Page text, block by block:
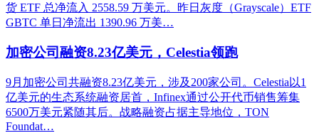
货 ETF 总净流入 2558.59 万美元。昨日灰度（Grayscale）ETF
GBTC 单日净流出 1390.96 万美…
加密公司融资8.23亿美元，Celestia领跑
9月加密公司共融资8.23亿美元，涉及200家公司。Celestia以1
亿美元的生态系统融资居首，Infinex通过公开代币销售筹集
6500万美元紧随其后。战略融资占据主导地位，TON
Foundat…